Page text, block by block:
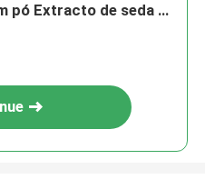
pó Extracto de seda de